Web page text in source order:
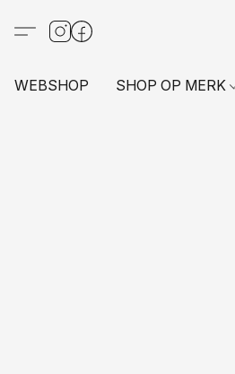
WEBSHOP SHOP OP MERK